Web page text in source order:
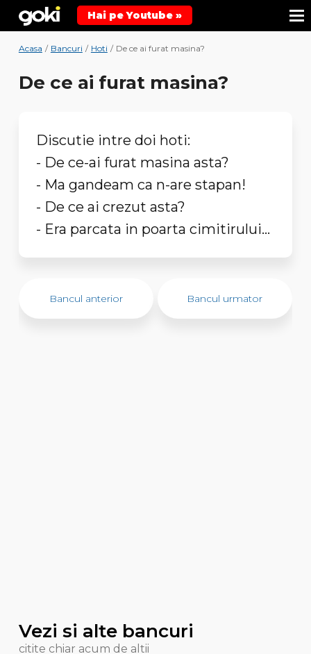
Hai pe Youtube »
Acasa / Bancuri / Hoti / De ce ai furat masina?
De ce ai furat masina?
Discutie intre doi hoti:
- De ce-ai furat masina asta?
- Ma gandeam ca n-are stapan!
- De ce ai crezut asta?
- Era parcata in poarta cimitirului...
Bancul anterior Bancul urmator
Vezi si alte bancuri
citite chiar acum de altii